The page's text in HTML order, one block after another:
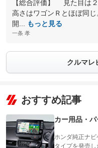
【総合評価】 見た目は
高さはワゴンＲとほぼ同
開...
もっと見る
一条 孝
クルマレ
おすすめ記事
カー用品・パ
ホンダ純正ナ
タイプを発売